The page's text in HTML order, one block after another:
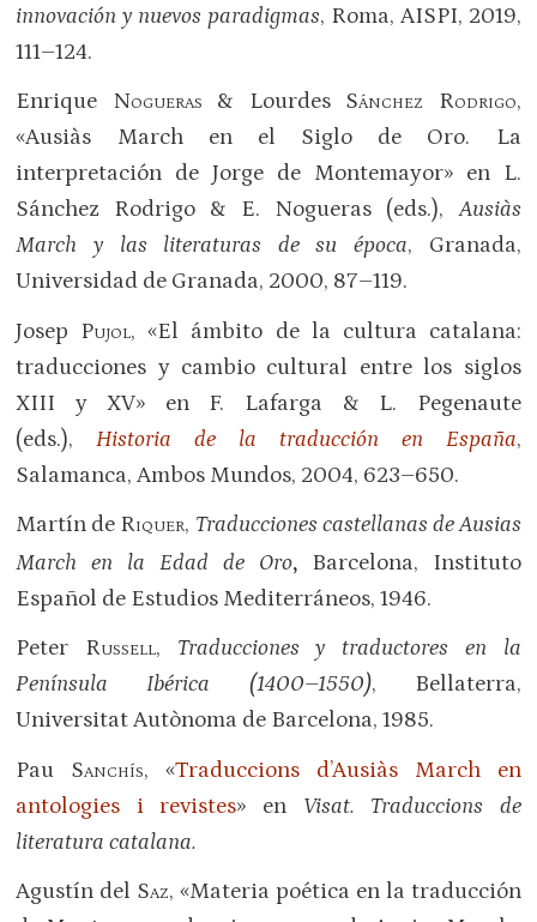
innovación y nuevos paradigmas, Roma, AISPI, 2019,
111–124.
Enrique Nogueras & Lourdes Sánchez Rodrigo,
«Ausiàs March en el Siglo de Oro. La
interpretación de Jorge de Montemayor» en L.
Sánchez Rodrigo & E. Nogueras (eds.),Ausiàs
March y las literaturas de su época, Granada,
Universidad de Granada, 2000, 87–119.
Josep Pujol, «El ámbito de la cultura catalana:
traducciones y cambio cultural entre los siglos
XIII y XV» en F. Lafarga & L. Pegenaute
(eds.),Historia de la traducción en España,
Salamanca, Ambos Mundos, 2004, 623–650.
Martín de RIQUER, Traducciones castellanas de Ausias
March en la Edad de Oro, Barcelona, Instituto
Español de Estudios Mediterráneos, 1946.
Peter Russell, Traducciones y traductores en la
Península Ibérica (1400–1550), Bellaterra,
Universitat Autònoma de Barcelona, 1985.
Pau Sanchís, «Traduccions d’Ausiàs March en
antologies i revistes» en Visat. Traduccions de
literatura catalana.
Agustín del Saz, «Materia poética en la traducción